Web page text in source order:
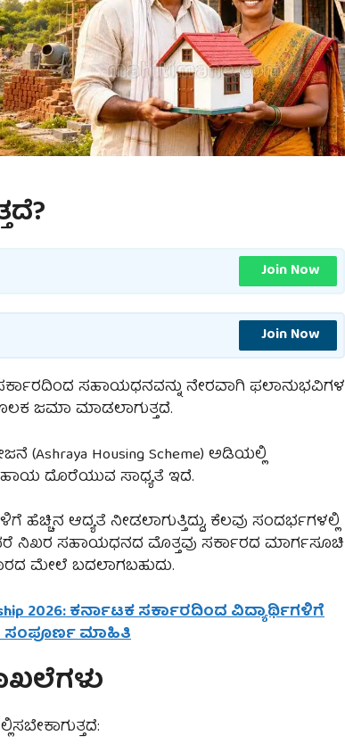
Join Now
Join Now
ಸಹಾಯಧನವನ್ನು ನೇರವಾಗಿ ಫಲಾನುಭವಿಗಳ
ಜಮಾ ಮಾಡಲಾಗುತ್ತದೆ.
Housing Scheme) ಅಡಿಯಲ್ಲಿ
ದೊರೆಯುವ ಸಾಧ್ಯತೆ ಇದೆ.
ಆದ್ಯತೆ ನೀಡಲಾಗುತ್ತಿದ್ದು, ಕೆಲವು ಸಂದರ್ಭಗಳಲ್ಲಿ
ನಿಖರ ಸಹಾಯಧನದ ಮೊತ್ತವು ಸರ್ಕಾರದ ಮಾರ್ಗಸೂಚಿ
ಮೇಲೆ ಬದಲಾಗಬಹುದು.
2026: ಕರ್ನಾಟಕ ಸರ್ಕಾರದಿಂದ ವಿದ್ಯಾರ್ಥಿಗಳಿಗೆ
ಸಂಪೂರ್ಣ ಮಾಹಿತಿ